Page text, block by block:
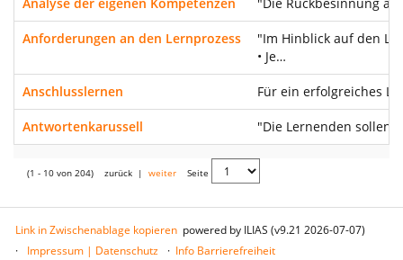
Anforderungen an den Lernprozess
"Im Hinblick auf den
• Je…
Anschlusslernen Für ein erfolgreiches
Antwortenkarussell "Die Lernenden sollen
(1 - 10 von 204) zurück | weiter Seite
Link in Zwischenablage kopieren powered by ILIAS (v9.21 2026-07-07)
Impressum | Datenschutz
Info Barrierefreiheit